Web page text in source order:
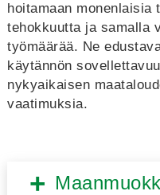
hoitamaan monenlaisia
tehokkuutta ja samalla
työmäärää. Ne
käytännön
nykyaikaisen
vaatimuksia.